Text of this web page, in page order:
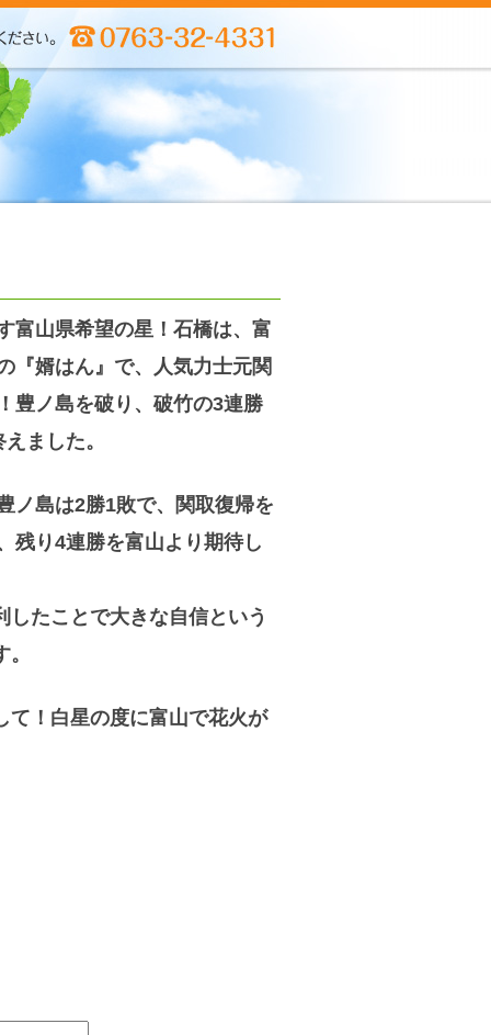
富山県希望の星！石橋は、富
『婿はん』で、人気力士元関
豊ノ島を破り、破竹の3連勝
ました。
ノ島は2勝1敗で、関取復帰を
残り4連勝を富山より期待し
たことで大きな自信という
て！白星の度に富山で花火が